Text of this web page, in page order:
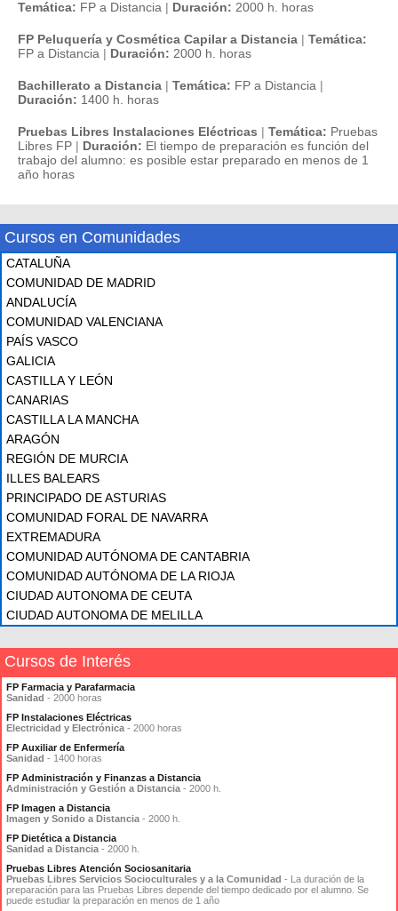
Temática: FP a Distancia | Duración: 2000 h. horas
FP Peluquería y Cosmética Capilar a Distancia | Temática:
FP a Distancia | Duración: 2000 h. horas
Bachillerato a Distancia | Temática: FP a Distancia |
Duración: 1400 h. horas
Pruebas Libres Instalaciones Eléctricas | Temática: Pruebas
Libres FP | Duración: El tiempo de preparación es función del
trabajo del alumno: es posible estar preparado en menos de 1
año horas
Cursos en Comunidades
CATALUÑA
COMUNIDAD DE MADRID
ANDALUCÍA
COMUNIDAD VALENCIANA
PAÍS VASCO
GALICIA
CASTILLA Y LEÓN
CANARIAS
CASTILLA LA MANCHA
ARAGÓN
REGIÓN DE MURCIA
ILLES BALEARS
PRINCIPADO DE ASTURIAS
COMUNIDAD FORAL DE NAVARRA
EXTREMADURA
COMUNIDAD AUTÓNOMA DE CANTABRIA
COMUNIDAD AUTÓNOMA DE LA RIOJA
CIUDAD AUTONOMA DE CEUTA
CIUDAD AUTONOMA DE MELILLA
Cursos de Interés
FP Farmacia y Parafarmacia
Sanidad - 2000 horas
FP Instalaciones Eléctricas
Electricidad y Electrónica - 2000 horas
FP Auxiliar de Enfermería
Sanidad - 1400 horas
FP Administración y Finanzas a Distancia
Administración y Gestión a Distancia - 2000 h.
FP Imagen a Distancia
Imagen y Sonido a Distancia - 2000 h.
FP Dietética a Distancia
Sanidad a Distancia - 2000 h.
Pruebas Libres Atención Sociosanitaria
Pruebas Libres Servicios Socioculturales y a la Comunidad - La duración de la
preparación para las Pruebas Libres depende del tiempo dedicado por el alumno. Se
puede estudiar la preparación en menos de 1 año